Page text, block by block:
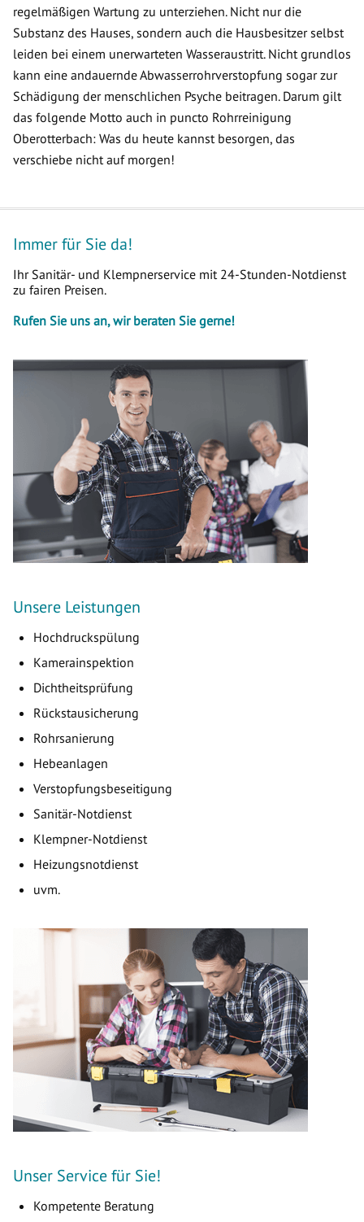
regelmäßigen Wartung zu unterziehen. Nicht nur die
Substanz des Hauses, sondern auch die Hausbesitzer selbst
leiden bei einem unerwarteten Wasseraustritt. Nicht grundlos
kann eine andauernde Abwasserrohrverstopfung sogar zur
Schädigung der menschlichen Psyche beitragen. Darum gilt
das folgende Motto auch in puncto Rohrreinigung
Oberotterbach: Was du heute kannst besorgen, das
verschiebe nicht auf morgen!
Immer für Sie da!
Ihr Sanitär- und Klempnerservice mit 24-Stunden-Notdienst
zu fairen Preisen.
Rufen Sie uns an, wir beraten Sie gerne!
Unsere Leistungen
Hochdruckspülung
Kamerainspektion
Dichtheitsprüfung
Rückstausicherung
Rohrsanierung
Hebeanlagen
Verstopfungsbeseitigung
Sanitär-Notdienst
Klempner-Notdienst
Heizungsnotdienst
uvm.
Unser Service für Sie!
Kompetente Beratung